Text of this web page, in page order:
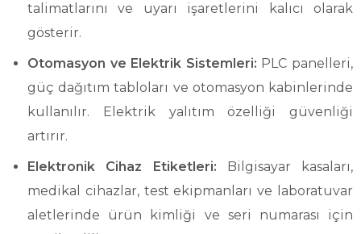
talimatlarını ve uyarı işaretlerini kalıcı olarak
gösterir.
Otomasyon ve Elektrik Sistemleri: PLC panelleri,
güç dağıtım tabloları ve otomasyon kabinlerinde
kullanılır. Elektrik yalıtım özelliği güvenliği
artırır.
Elektronik Cihaz Etiketleri: Bilgisayar kasaları,
medikal cihazlar, test ekipmanları ve laboratuvar
aletlerinde ürün kimliği ve seri numarası için